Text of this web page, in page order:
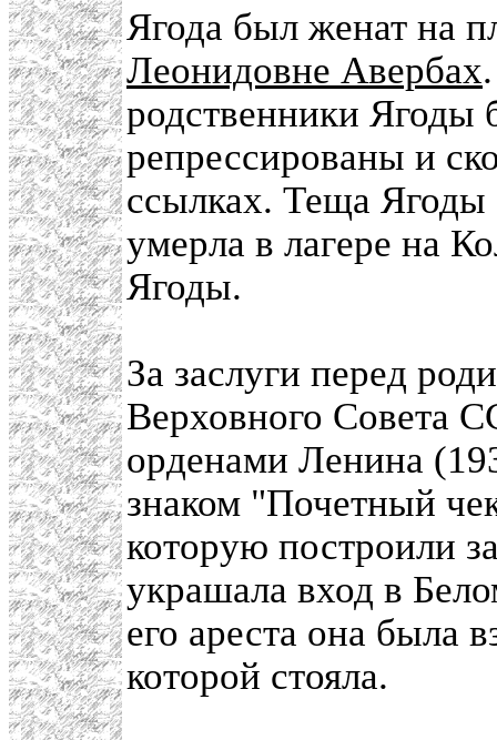
Ягода был женат на
Леонидовне Авербах
родственники Ягоды
репрессированы и
ссылках. Теща Ягоды
умерла в лагере на
Ягоды.
За заслуги перед
Верховного Совета
орденами Ленина
знаком "Почетный
которую построили
украшала вход в
его ареста она была
которой стояла.